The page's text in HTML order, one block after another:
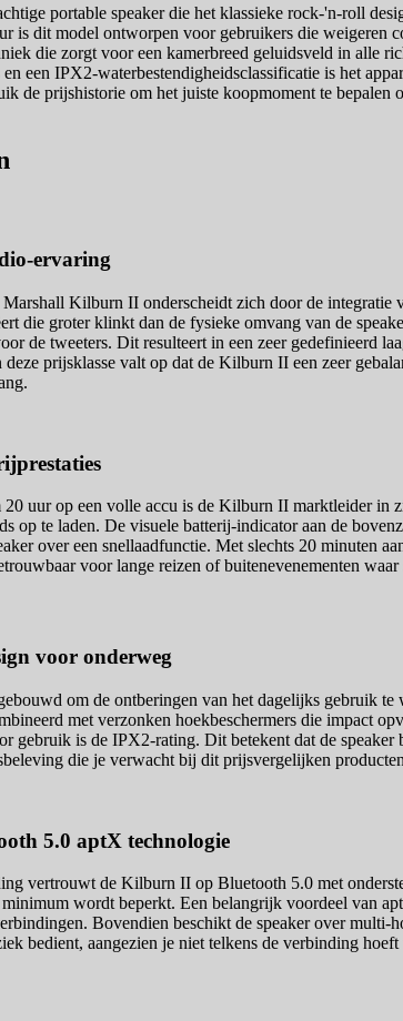
portable speaker die het klassieke rock-'n-roll
is dit model ontworpen voor gebruikers die weigeren
die zorgt voor een kamerbreed geluidsveld in
een IPX2-waterbestendigheidsclassificatie is het
de prijshistorie om het juiste koopmoment te
ervaring
Kilburn II onderscheidt zich door de integratie
die groter klinkt dan de fysieke omvang van de
de tweeters. Dit resulteert in een zeer gedefinieerd
prijsklasse valt op dat de Kilburn II een zeer
uur op een volle accu is de Kilburn II marktleider in
op te laden. De visuele batterij-indicator aan de
over een snellaadfunctie. Met slechts 20 minuten
voor lange reizen of buitenevenementen
voor onderweg
om de ontberingen van het dagelijks gebruik te
met verzonken hoekbeschermers die impact
gebruik is de IPX2-rating. Dit betekent dat de
die je verwacht bij dit prijsvergelijken
5.0 aptX technologie
vertrouwt de Kilburn II op Bluetooth 5.0 met
wordt beperkt. Een belangrijk voordeel van
Bovendien beschikt de speaker over
bedient, aangezien je niet telkens de verbinding